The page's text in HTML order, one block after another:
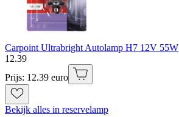
Carpoint Ultrabright Autolamp H7 12V 55W
12.39
Prijs: 12.39 euro
Bekijk alles in reservelamp